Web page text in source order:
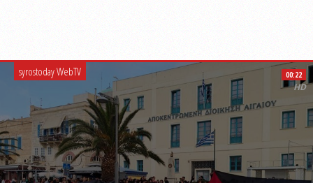
syrostoday WebTV 00:22
HD